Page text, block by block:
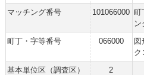
マッチング番号
101066000 町
ン
町丁・字等番号 066000
ク
基本単位区（調査区）
2